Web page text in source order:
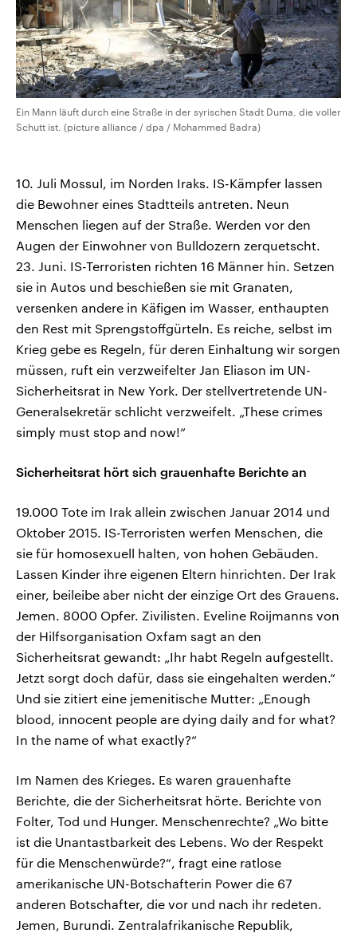
Ein Mann läuft durch eine Straße in der syrischen Stadt Duma, die voller
Schutt ist. (picture alliance / dpa / Mohammed Badra)
10. Juli Mossul, im Norden Iraks. IS-Kämpfer lassen
die Bewohner eines Stadtteils antreten. Neun
Menschen liegen auf der Straße. Werden vor den
Augen der Einwohner von Bulldozern zerquetscht.
23. Juni. IS-Terroristen richten 16 Männer hin. Setzen
sie in Autos und beschießen sie mit Granaten,
versenken andere in Käfigen im Wasser, enthaupten
den Rest mit Sprengstoffgürteln. Es reiche, selbst im
Krieg gebe es Regeln, für deren Einhaltung wir sorgen
müssen, ruft ein verzweifelter Jan Eliason im UN-
Sicherheitsrat in New York. Der stellvertretende UN-
Generalsekretär schlicht verzweifelt. „These crimes
simply must stop and now!“
Sicherheitsrat hört sich grauenhafte Berichte an
19.000 Tote im Irak allein zwischen Januar 2014 und
Oktober 2015. IS-Terroristen werfen Menschen, die
sie für homosexuell halten, von hohen Gebäuden.
Lassen Kinder ihre eigenen Eltern hinrichten. Der Irak
einer, beileibe aber nicht der einzige Ort des Grauens.
Jemen. 8000 Opfer. Zivilisten. Eveline Roijmanns von
der Hilfsorganisation Oxfam sagt an den
Sicherheitsrat gewandt: „Ihr habt Regeln aufgestellt.
Jetzt sorgt doch dafür, dass sie eingehalten werden.“
Und sie zitiert eine jemenitische Mutter: „Enough
blood, innocent people are dying daily and for what?
In the name of what exactly?“
Im Namen des Krieges. Es waren grauenhafte
Berichte, die der Sicherheitsrat hörte. Berichte von
Folter, Tod und Hunger. Menschenrechte? „Wo bitte
ist die Unantastbarkeit des Lebens. Wo der Respekt
für die Menschenwürde?“, fragt eine ratlose
amerikanische UN-Botschafterin Power die 67
anderen Botschafter, die vor und nach ihr redeten.
Jemen, Burundi. Zentralafrikanische Republik,